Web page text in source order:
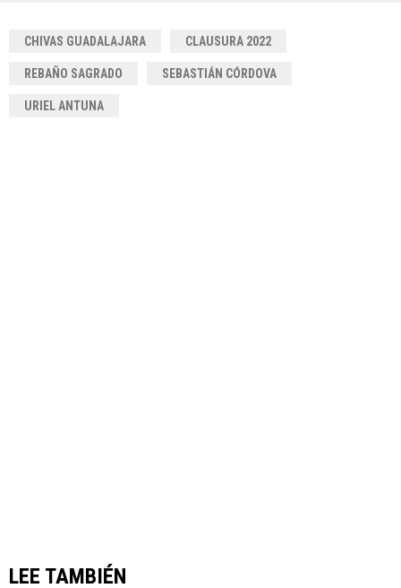
CHIVAS GUADALAJARA CLAUSURA 2022
REBAÑO SAGRADO SEBASTIÁN CÓRDOVA
URIEL ANTUNA
LEE TAMBIÉN